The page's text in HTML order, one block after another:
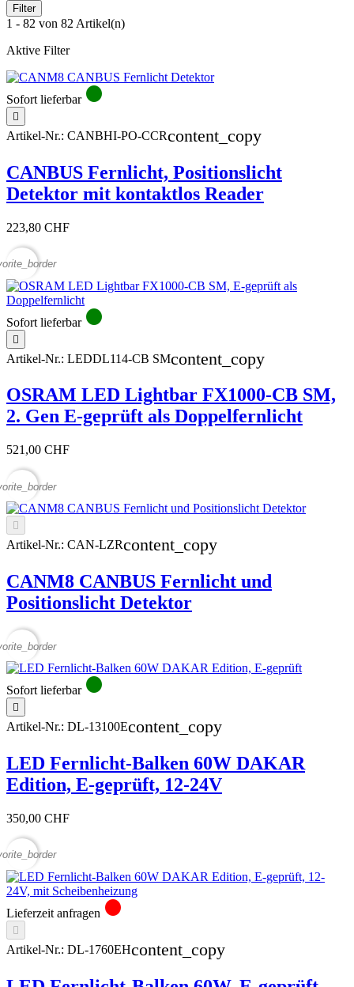
Filter
1 - 82 von 82 Artikel(n)
Aktive Filter
Sofort lieferbar circle

Artikel-Nr.: CANBHI-PO-CCRcontent_copy
CANBUS Fernlicht, Positionslicht
Detektor mit kontaktlos Reader
223,80 CHF
Sofort lieferbar circle

Artikel-Nr.: LEDDL114-CB SMcontent_copy
OSRAM LED Lightbar FX1000-CB SM,
2. Gen E-geprüft als Doppelfernlicht
521,00 CHF

Artikel-Nr.: CAN-LZRcontent_copy
CANM8 CANBUS Fernlicht und
Positionslicht Detektor
Sofort lieferbar circle

Artikel-Nr.: DL-13100Econtent_copy
LED Fernlicht-Balken 60W DAKAR
Edition, E-geprüft, 12-24V
350,00 CHF
Lieferzeit anfragen circle

Artikel-Nr.: DL-1760EHcontent_copy